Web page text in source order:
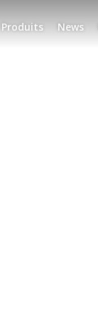
Produits News